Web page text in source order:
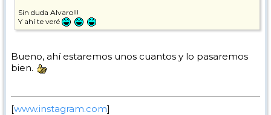
Sin duda Alvaro!!!
Y ahí te veré
Bueno, ahí estaremos unos cuantos y lo pasaremos
bien.
[www.instagram.com]